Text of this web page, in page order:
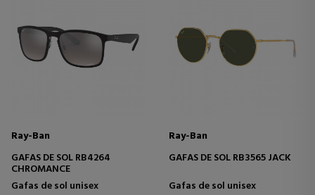
Ray-Ban
GAFAS DE SOL RB4264
CHROMANCE
Gafas de sol unisex
Ray-Ban
GAFAS DE SOL RB3565 JACK
Gafas de sol unisex